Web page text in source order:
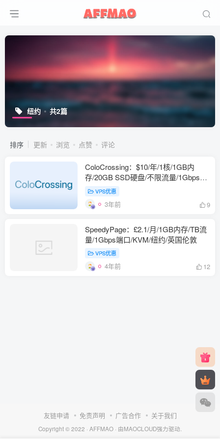
纽约 共2篇
排序 更新 浏览 点赞 评论
ColoCrossing：$10/年/1核/1GB内
存/20GB SSD硬盘/不限流量/1Gbps端
口/KVM/纽约
VPS优惠
3年前 9
SpeedyPage：£2.1/月/1GB内存/TB流
量/1Gbps端口/KVM/纽约/英国伦敦
VPS优惠
4年前 12
友链申请 免责声明 广告合作 关于我们
Copyright © 2022 · AFFMAO · 由MAOCLOUD强力驱动.